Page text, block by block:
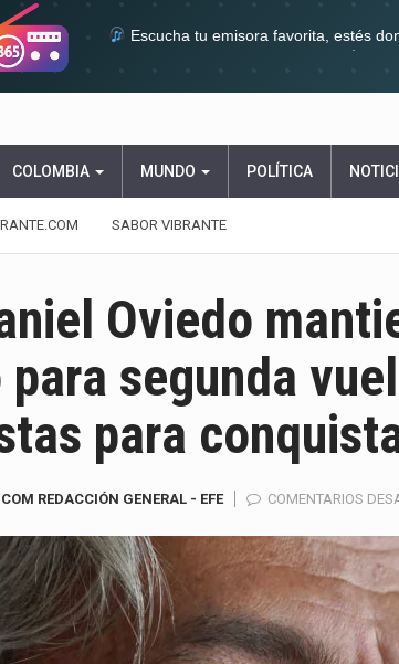
Escucha tu emisora favorita, estés
COLOMBIA MUNDO POLÍTICA
SABOR VIBRANTE
Oviedo
segunda
para
REDACCIÓN GENERAL - EFE COMENTARIOS